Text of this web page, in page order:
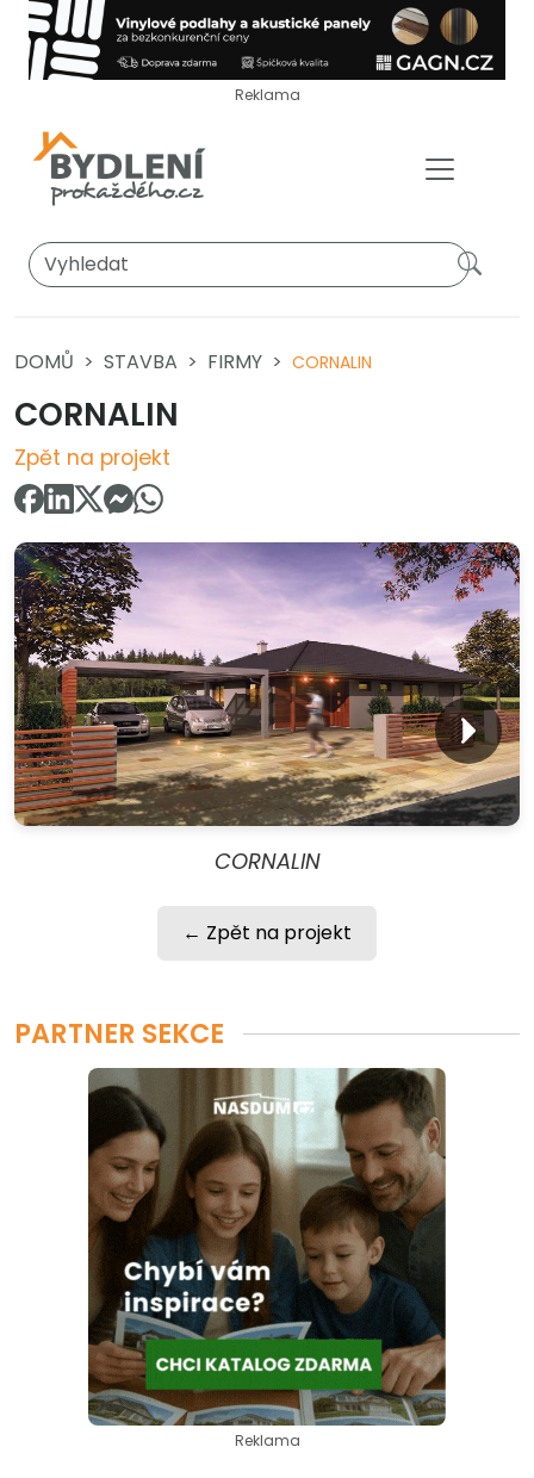
Reklama
DOMŮ STAVBA FIRMY CORNALIN
CORNALIN
Zpět na projekt
CORNALIN
← Zpět na projekt
PARTNER SEKCE
Reklama